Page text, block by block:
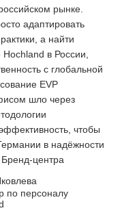
рынке.
адаптировать
а найти
в России,
с глобальной
EVP
шло через
чтобы
в надёжности
центра
по персоналу